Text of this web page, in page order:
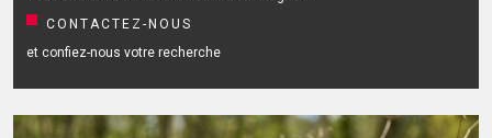
CONTACTEZ-NOUS
et confiez-nous votre recherche